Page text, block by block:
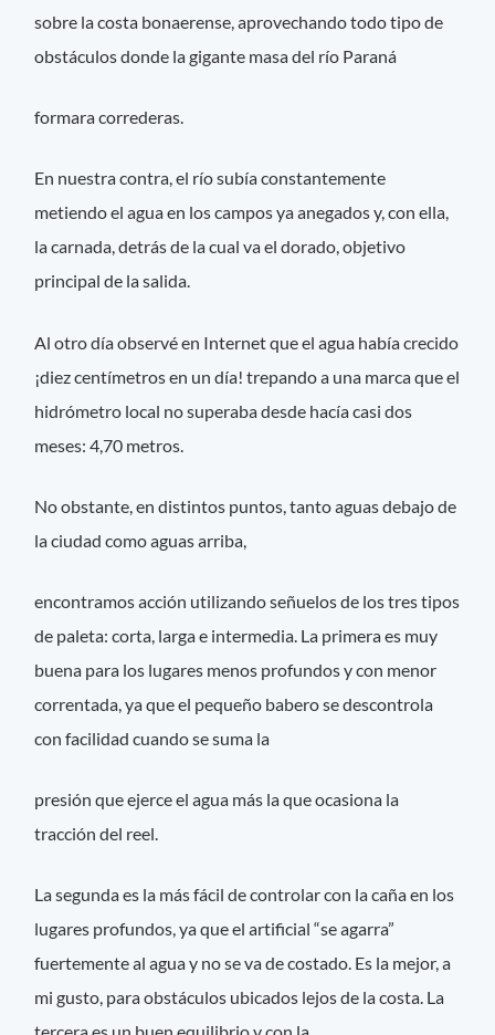
sobre la costa bonaerense, aprovechando todo tipo de
obstáculos donde la gigante masa del río Paraná
formara correderas.
En nuestra contra, el río subía constantemente
metiendo el agua en los campos ya anegados y, con ella,
la carnada, detrás de la cual va el dorado, objetivo
principal de la salida.
Al otro día observé en Internet que el agua había crecido
¡diez centímetros en un día! trepando a una marca que el
hidrómetro local no superaba desde hacía casi dos
meses: 4,70 metros.
No obstante, en distintos puntos, tanto aguas debajo de
la ciudad como aguas arriba,
encontramos acción utilizando señuelos de los tres tipos
de paleta: corta, larga e intermedia. La primera es muy
buena para los lugares menos profundos y con menor
correntada, ya que el pequeño babero se descontrola
con facilidad cuando se suma la
presión que ejerce el agua más la que ocasiona la
tracción del reel.
La segunda es la más fácil de controlar con la caña en los
lugares profundos, ya que el artificial “se agarra”
fuertemente al agua y no se va de costado. Es la mejor, a
mi gusto, para obstáculos ubicados lejos de la costa. La